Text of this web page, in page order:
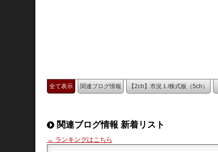
全て表示 関連ブログ情報 【2ch】市況１/株式板（5ch）
関連ブログ情報 新着リスト
→ ランキングはこちら